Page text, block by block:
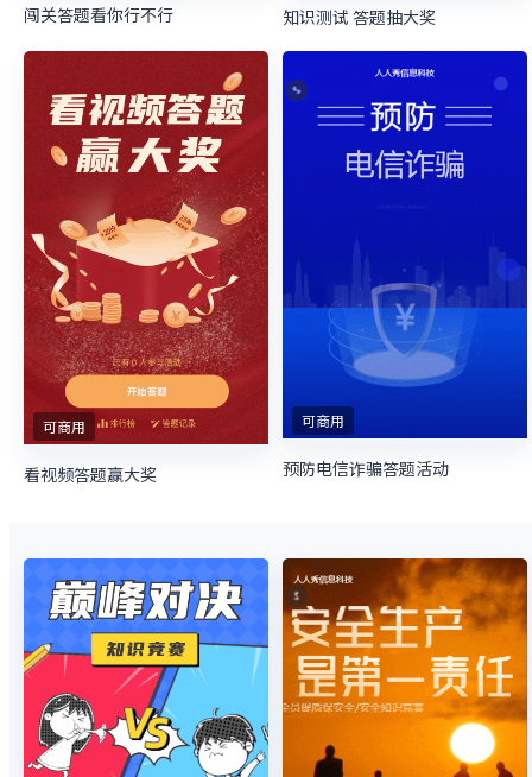
闯关答题看你行不行 知识测试 答题抽大奖
可商用
看视频答题赢大奖
可商用
预防电信诈骗答题活动